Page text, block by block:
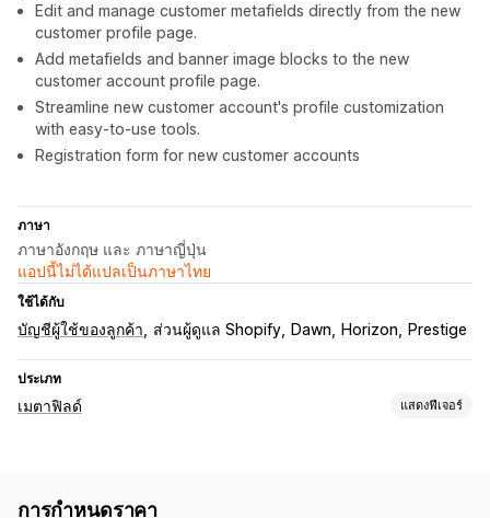
Edit and manage customer metafields directly from the new
customer profile page.
Add metafields and banner image blocks to the new
customer account profile page.
Streamline new customer account's profile customization
with easy-to-use tools.
Registration form for new customer accounts
ภาษา
ภาษาอังกฤษ และ ภาษาญี่ปุ่น
แอปนี้ไม่ได้แปลเป็นภาษาไทย
ใช้ได้กับ
บัญชีผู้ใช้ของลูกค้า ส่วนผู้ดูแล Shopify Dawn Horizon Prestige
ประเภท
เมตาฟิลด์ แสดงฟีเจอร์
การกำหนดราคา